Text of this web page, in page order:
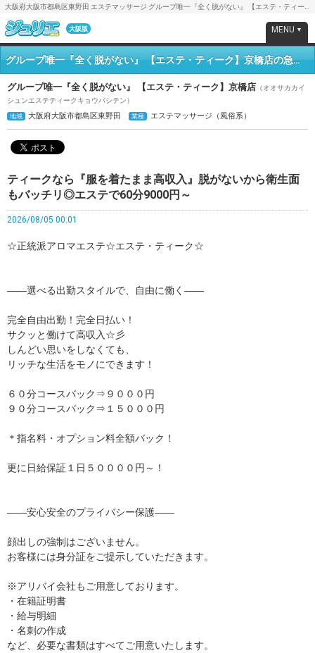
大阪版 MENU ▼
グループ唯一『全く脱がない』 【エステ・ティーク】京橋店の急募情報
グループ唯一『全く脱がない』 【エステ・ティーク】京橋店 （オオサカカイ
シュンエステティークキョウバシテン）
地域 大阪府大阪市都島区東野田 業種 エステマッサージ（風俗系）
ティークなら『服を着たまま高収入』脱がないから衛生面
もバッチリ◎エステで60分9000円～
2026/08/05 00:01
☆正統派アロマエステ☆エステ・ティーク☆
――選べる出勤スタイルで、自由に働く――
完全自由出勤！完全日払い！
サクッと働けて高収入☆彡
しんどい思いをしなくても、
リッチな生活をモノにできます！
６０分コースバック⇒９０００円
９０分コースバック⇒１５０００円
＊指名料・オプション料全額バック！
更に日給保証１日５００００円～！
――安心安全のプライバシー保護――
顔出しの強制はございません。
お客様には身分証をご提示していただきます。
※アリバイ会社もご用意しております。
・在籍証明書
・給与明細
・名刺の作成
など、必要な書類はすべてご用意いたします。